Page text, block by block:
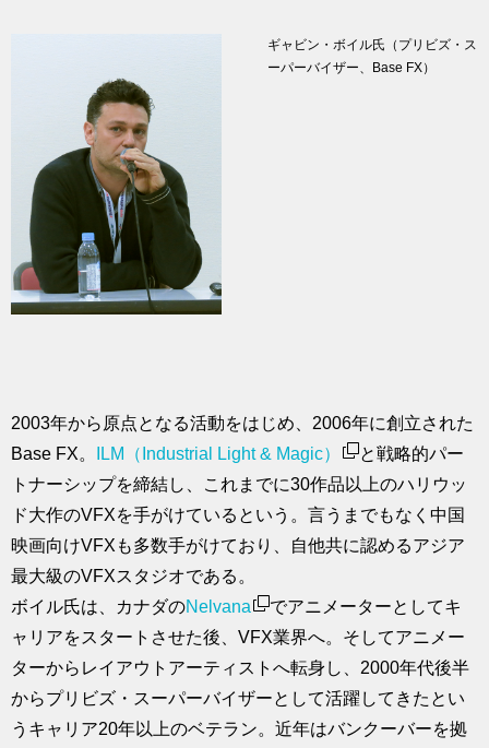
ギャビン・ボイル氏（プリビズ・ス
ーパーバイザー、Base FX）
2003年から原点となる活動をはじめ、2006年に創立された
Base FX。
ILM（Industrial Light & Magic）
と戦略的パー
トナーシップを締結し、これまでに30作品以上のハリウッ
ド大作のVFXを手がけているという。言うまでもなく中国
映画向けVFXも多数手がけており、自他共に認めるアジア
最大級のVFXスタジオである。
ボイル氏は、カナダのNelvana
でアニメーターとしてキ
ャリアをスタートさせた後、VFX業界へ。そしてアニメー
ターからレイアウトアーティストへ転身し、2000年代後半
からプリビズ・スーパーバイザーとして活躍してきたとい
うキャリア20年以上のベテラン。近年はバンクーバーを拠